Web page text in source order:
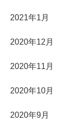
2021年1月
2020年12月
2020年11月
2020年10月
2020年9月